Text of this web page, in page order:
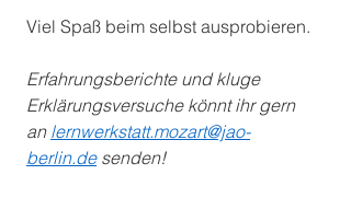
Viel Spaß beim selbst ausprobieren.
Erfahrungsberichte und kluge
Erklärungsversuche könnt ihr gern
an lernwerkstatt.mozart@jao-
berlin.de senden!